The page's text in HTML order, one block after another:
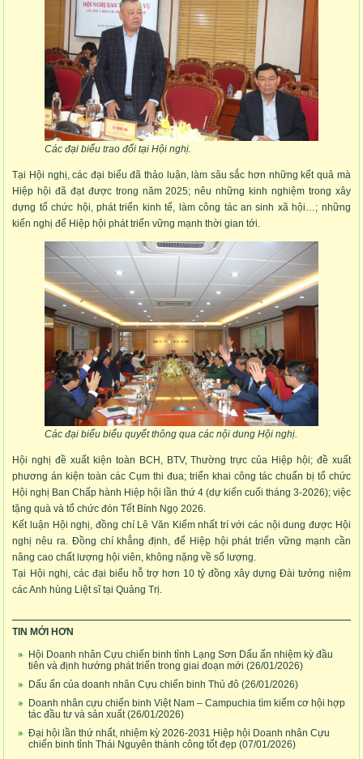
Các đại biểu trao đổi tại Hội nghị.
Tại Hội nghị, các đại biểu đã thảo luận, làm sâu sắc hơn những kết quả mà
Hiệp hội đã đạt được trong năm 2025; nêu những kinh nghiệm trong xây
dựng tổ chức hội, phát triển kinh tế, làm công tác an sinh xã hội…; những
kiến nghị để Hiệp hội phát triển vững mạnh thời gian tới.
Các đại biểu biểu quyết thông qua các nội dung Hội nghị.
Hội nghị đề xuất kiện toàn BCH, BTV, Thường trực của Hiệp hội; đề xuất
phương án kiện toàn các Cụm thi đua; triển khai công tác chuẩn bị tổ chức
Hội nghị Ban Chấp hành Hiệp hội lần thứ 4 (dự kiến cuối tháng 3-2026); việc
tặng quà và tổ chức đón Tết Bính Ngọ 2026.
Kết luận Hội nghị, đồng chí Lê Văn Kiểm nhất trí với các nội dung được Hội
nghị nêu ra. Đồng chí khẳng định, để Hiệp hội phát triển vững mạnh cần
nâng cao chất lượng hội viên, không nặng về số lượng.
Tại Hội nghị, các đại biểu hỗ trợ hơn 10 tỷ đồng xây dựng Đài tưởng niệm
các Anh hùng Liệt sĩ tại Quảng Trị.
TIN MỚI HƠN
Hội Doanh nhân Cựu chiến binh tỉnh Lạng Sơn Dấu ấn nhiệm kỳ đầu
tiên và định hướng phát triển trong giai đoạn mới (26/01/2026)
Dấu ấn của doanh nhân Cựu chiến binh Thủ đô (26/01/2026)
Doanh nhân cựu chiến binh Việt Nam – Campuchia tìm kiếm cơ hội hợp
tác đầu tư và sản xuất (26/01/2026)
Đại hội lần thứ nhất, nhiệm kỳ 2026-2031 Hiệp hội Doanh nhân Cựu
chiến binh tỉnh Thái Nguyên thành công tốt đẹp (07/01/2026)